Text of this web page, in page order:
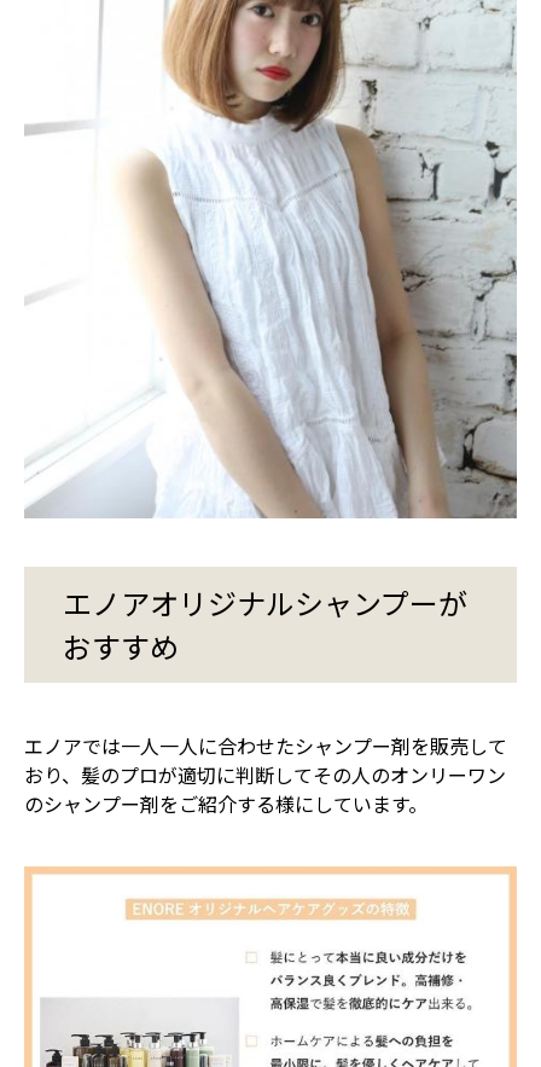
エノアオリジナルシャンプーが
おすすめ
エノアでは一人一人に合わせたシャンプー剤を販売して
おり、髪のプロが適切に判断してその人のオンリーワン
のシャンプー剤をご紹介する様にしています。